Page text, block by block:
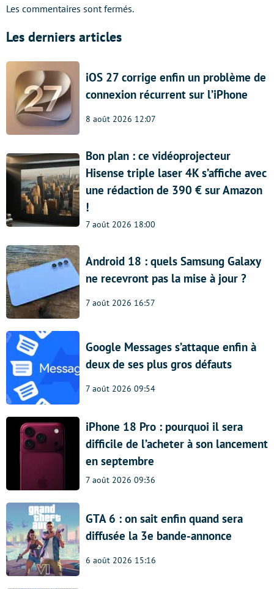
Les commentaires sont fermés.
Les derniers articles
iOS 27 corrige enfin un problème de
connexion récurrent sur l’iPhone
8 août 2026 12:07
Bon plan : ce vidéoprojecteur
Hisense triple laser 4K s’affiche avec
une rédaction de 390 € sur Amazon
!
7 août 2026 18:00
Android 18 : quels Samsung Galaxy
ne recevront pas la mise à jour ?
7 août 2026 16:57
Google Messages s’attaque enfin à
deux de ses plus gros défauts
7 août 2026 09:54
iPhone 18 Pro : pourquoi il sera
difficile de l’acheter à son lancement
en septembre
7 août 2026 09:36
GTA 6 : on sait enfin quand sera
diffusée la 3e bande-annonce
6 août 2026 15:16